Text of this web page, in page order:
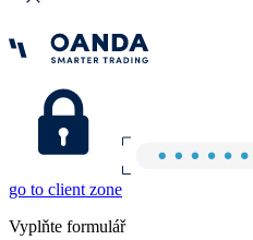
go to client zone
Vyplňte formulář